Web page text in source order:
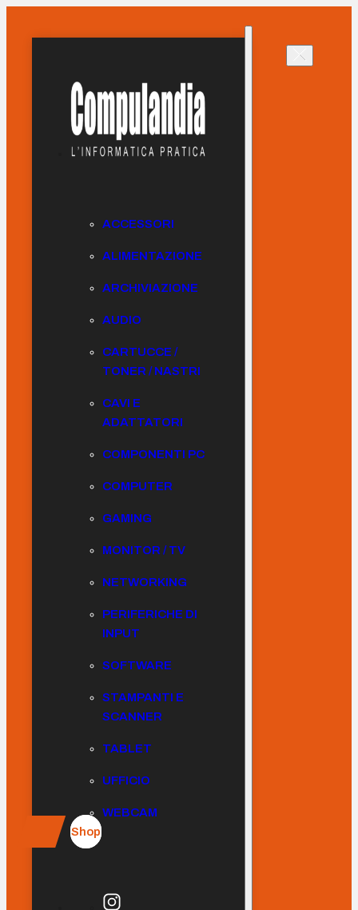
ACCESSORI
ALIMENTAZIONE
ARCHIVIAZIONE
AUDIO
CARTUCCE /
TONER / NASTRI
CAVI E
ADATTATORI
COMPONENTI PC
COMPUTER
GAMING
MONITOR / TV
NETWORKING
PERIFERICHE DI
INPUT
SOFTWARE
STAMPANTI E
SCANNER
TABLET
UFFICIO
WEBCAM
Shop